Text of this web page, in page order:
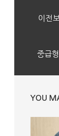
이전
중급
YOU